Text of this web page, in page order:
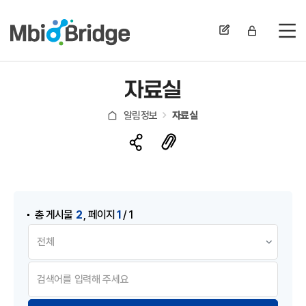
전
자료실
알림정보 자료실
총 게시물 2 ,페이지1/ 1